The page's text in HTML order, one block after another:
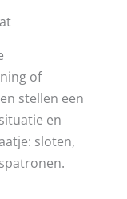
of
stellen een
en
sloten,